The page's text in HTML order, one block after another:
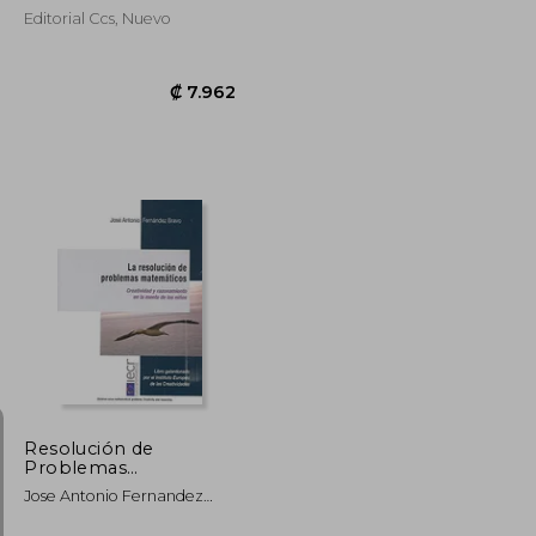
Editorial Ccs, Nuevo
Resolución de
Problemas
Matematicos, la (4º ed
- 2019). Creatividad y
Jose Antonio Fernandez